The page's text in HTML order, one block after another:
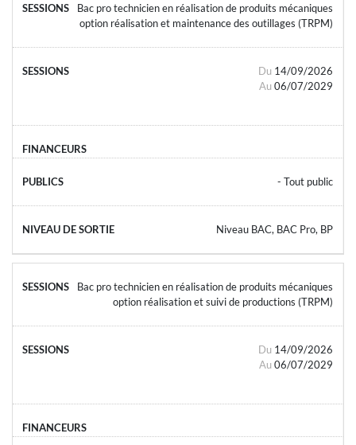
Bac pro technicien en réalisation de produits mécaniques
option réalisation et maintenance des outillages (TRPM)
Du 14/09/2026
Au 06/07/2029
- Tout public
Niveau BAC, BAC Pro, BP
Bac pro technicien en réalisation de produits mécaniques
option réalisation et suivi de productions (TRPM)
Du 14/09/2026
Au 06/07/2029